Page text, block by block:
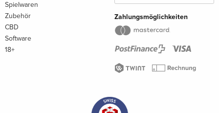
Spielwaren
Zubehör
CBD
Software
18+
Zahlungsmöglichkeiten